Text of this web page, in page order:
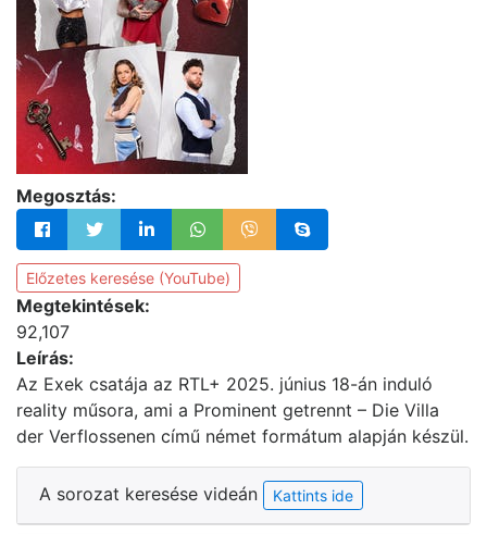
Megosztás:
Előzetes keresése (YouTube)
Megtekintések:
92,107
Leírás:
Az Exek csatája az RTL+ 2025. június 18-án induló
reality műsora, ami a Prominent getrennt – Die Villa
der Verflossenen című német formátum alapján készül.
A sorozat keresése videán Kattints ide